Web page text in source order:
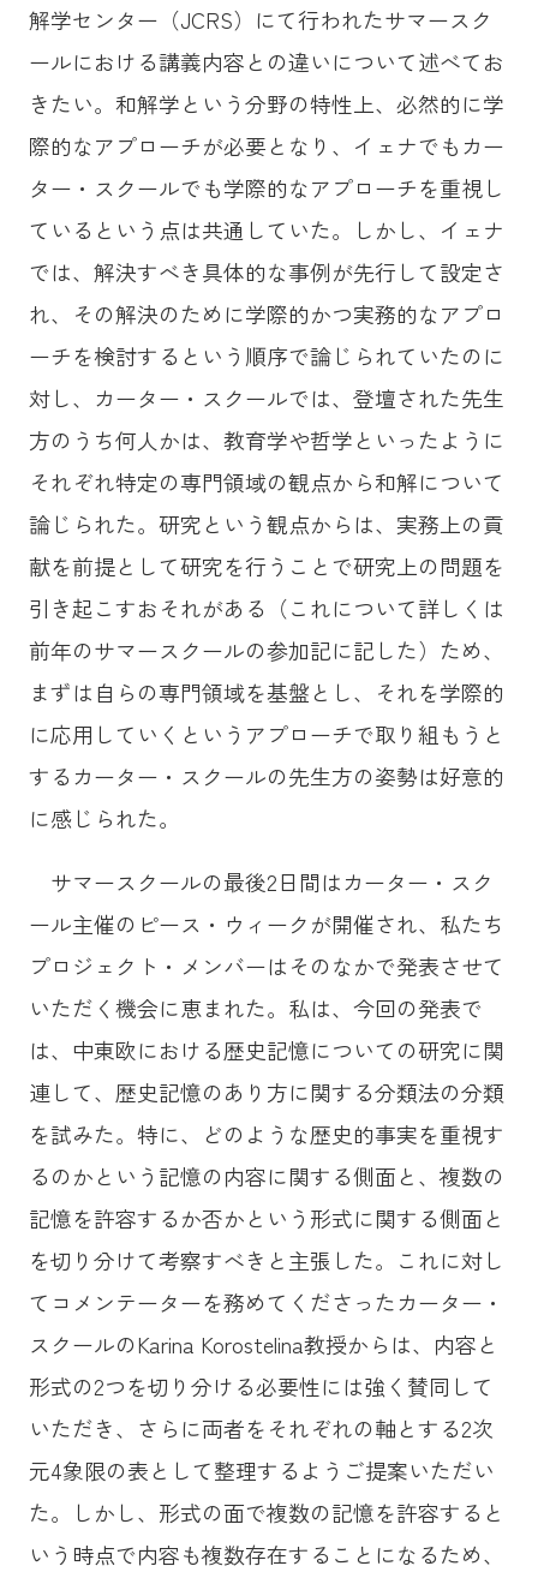
解学センター（JCRS）にて行われたサマースク
ールにおける講義内容との違いについて述べてお
きたい。和解学という分野の特性上、必然的に学
際的なアプローチが必要となり、イェナでもカー
ター・スクールでも学際的なアプローチを重視し
ているという点は共通していた。しかし、イェナ
では、解決すべき具体的な事例が先行して設定さ
れ、その解決のために学際的かつ実務的なアプロ
ーチを検討するという順序で論じられていたのに
対し、カーター・スクールでは、登壇された先生
方のうち何人かは、教育学や哲学といったように
それぞれ特定の専門領域の観点から和解について
論じられた。研究という観点からは、実務上の貢
献を前提として研究を行うことで研究上の問題を
引き起こすおそれがある（これについて詳しくは
前年のサマースクールの参加記に記した）ため、
まずは自らの専門領域を基盤とし、それを学際的
に応用していくというアプローチで取り組もうと
するカーター・スクールの先生方の姿勢は好意的
に感じられた。
サマースクールの最後2日間はカーター・スク
ール主催のピース・ウィークが開催され、私たち
プロジェクト・メンバーはそのなかで発表させて
いただく機会に恵まれた。私は、今回の発表で
は、中東欧における歴史記憶についての研究に関
連して、歴史記憶のあり方に関する分類法の分類
を試みた。特に、どのような歴史的事実を重視す
るのかという記憶の内容に関する側面と、複数の
記憶を許容するか否かという形式に関する側面と
を切り分けて考察すべきと主張した。これに対し
てコメンテーターを務めてくださったカーター・
スクールのKarina Korostelina教授からは、内容と
形式の2つを切り分ける必要性には強く賛同して
いただき、さらに両者をそれぞれの軸とする2次
元4象限の表として整理するようご提案いただい
た。しかし、形式の面で複数の記憶を許容すると
いう時点で内容も複数存在することになるため、